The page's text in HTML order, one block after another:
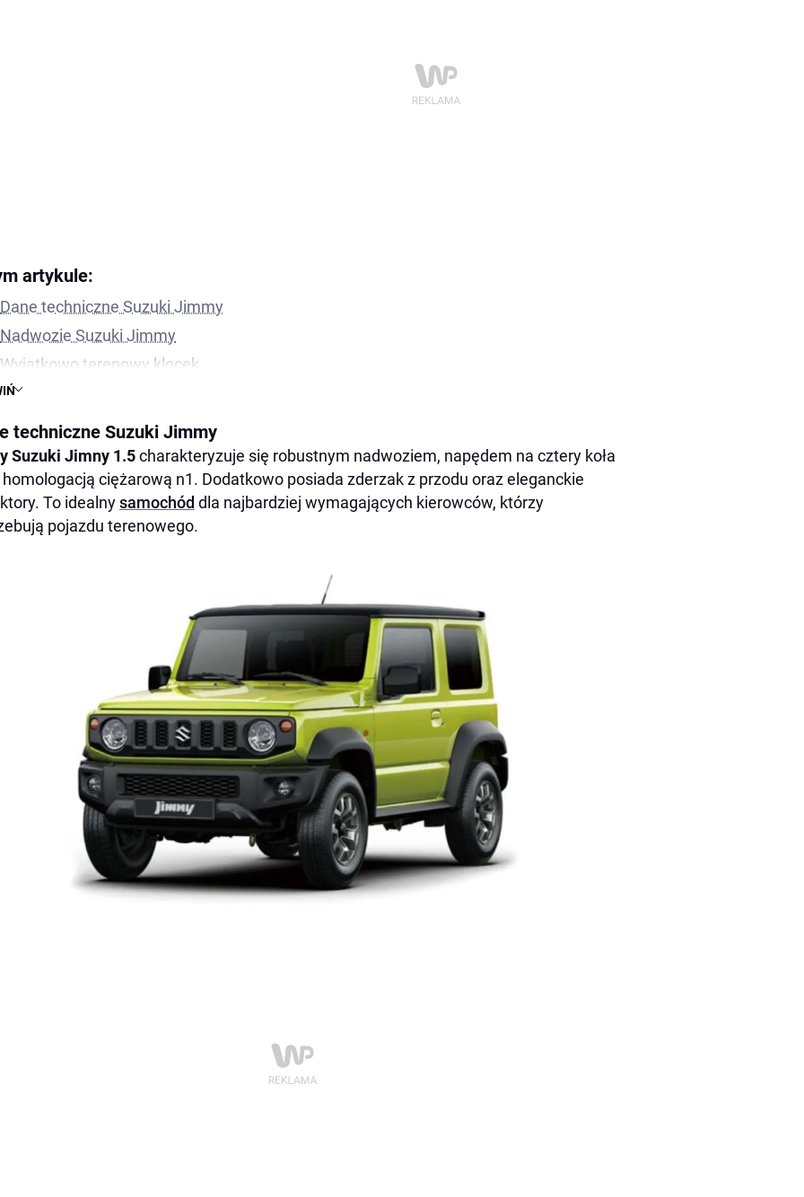
artykule:
Dane techniczne Suzuki Jimmy
Nadwozie Suzuki Jimmy
Wyjątkowo terenowy klocek
Suzuki Jimmy to teraz ciężarówka N1
Czwarta generacja prosto do lasu
Suzuki Jimmy Pro
Wyjątkowe osiągi
Comfort
Zbalansowane zawieszenie
techniczne Suzuki Jimmy
Suzuki Jimny 1.5charakteryzuje się robustnym nadwoziem, napędem na cztery koła
ciężarową n1. Dodatkowo posiada zderzak z przodu oraz eleganckie
To idealnysamochód dla najbardziej wymagających kierowców, którzy
pojazdu terenowego.